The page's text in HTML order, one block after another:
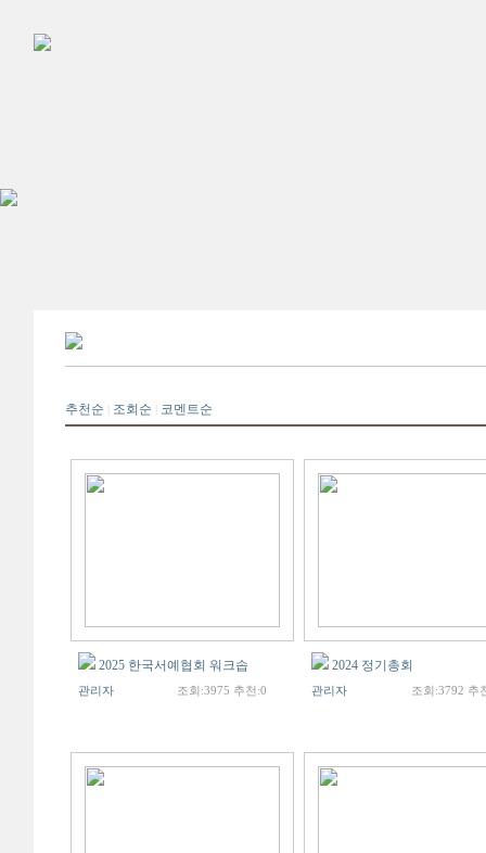
추천순 조회순 코멘트순
2025 한국서예협회 워크솝
관리자 조회:3975 추천:0
2024 정기총회
관리자 조회:3792 추